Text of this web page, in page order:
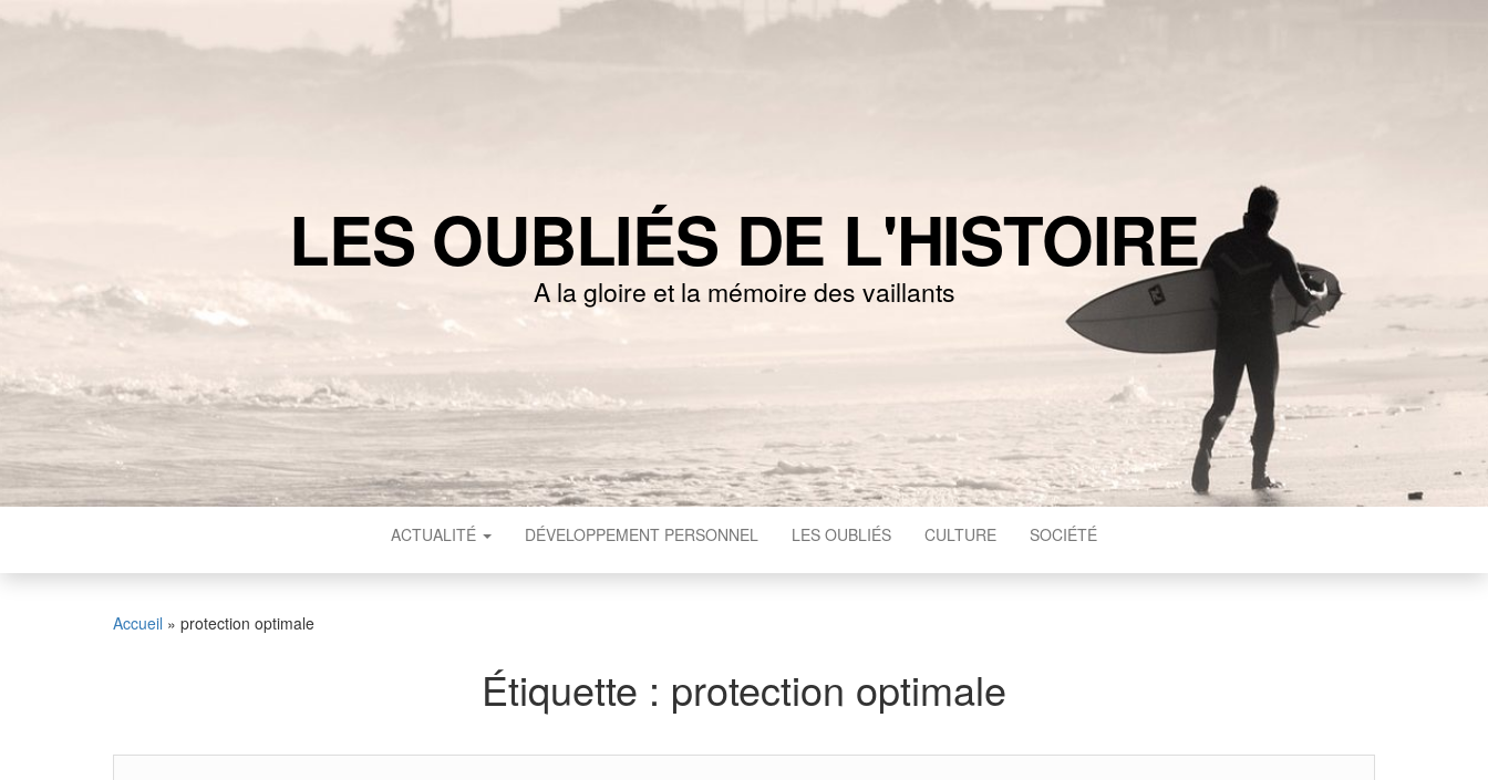
LES OUBLIÉS DE L'HISTOIRE
A la gloire et la mémoire des vaillants
ACTUALITÉ DÉVELOPPEMENT PERSONNEL LES OUBLIÉS CULTURE SOCIÉTÉ
Accueil » protection optimale
Étiquette : protection optimale